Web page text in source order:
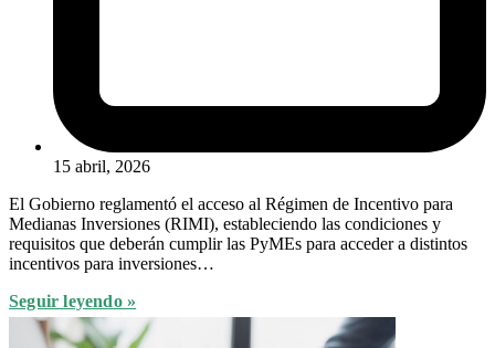
15 abril, 2026
El Gobierno reglamentó el acceso al Régimen de Incentivo para
Medianas Inversiones (RIMI), estableciendo las condiciones y
requisitos que deberán cumplir las PyMEs para acceder a distintos
incentivos para inversiones…
Seguir leyendo »